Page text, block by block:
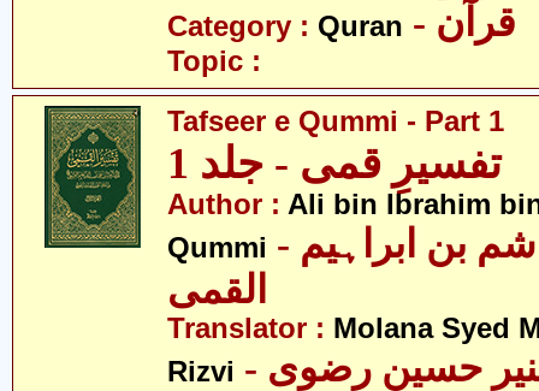
Category : Quran - قرآن
Topic :
Tafseer e Qummi - Part 1
تفسیرِ قمی - جلد 1
Author : Ali bin Ibrahim
Qummi - علی بن ہاشم بن ابراہیم
القمی
Translator : Molana Syed
Rizvi
منیر حسین رضوی